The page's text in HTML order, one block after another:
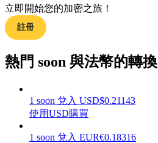
交易策略
學習如何保持盈利
立即開始您的加密之旅！
註冊
熱門 soon 與法幣的轉換
1 soon 兌入 USD$0.21143
使用USD購買
1 soon 兌入 EUR€0.18316